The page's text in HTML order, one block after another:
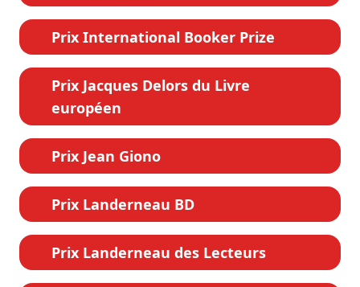
Prix International Booker Prize
Prix Jacques Delors du Livre
européen
Prix Jean Giono
Prix Landerneau BD
Prix Landerneau des Lecteurs